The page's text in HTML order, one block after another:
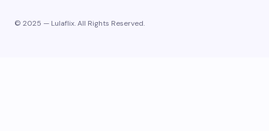
© 2025 — Lulaflix. All Rights Reserved.